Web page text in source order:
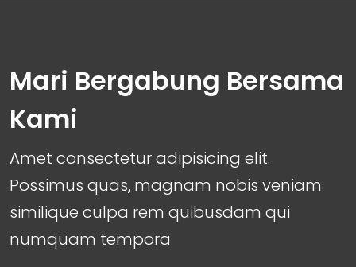
Mari Bergabung Bersama
Kami
Amet consectetur adipisicing elit.
Possimus quas, magnam nobis veniam
similique culpa rem quibusdam qui
numquam tempora